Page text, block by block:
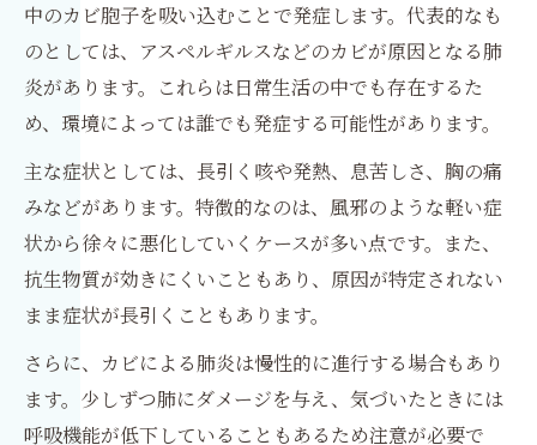
中のカビ胞子を吸い込むことで発症します。代表的なも
のとしては、アスペルギルスなどのカビが原因となる肺
炎があります。これらは日常生活の中でも存在するた
め、環境によっては誰でも発症する可能性があります。
主な症状としては、長引く咳や発熱、息苦しさ、胸の痛
みなどがあります。特徴的なのは、風邪のような軽い症
状から徐々に悪化していくケースが多い点です。また、
抗生物質が効きにくいこともあり、原因が特定されない
まま症状が長引くこともあります。
さらに、カビによる肺炎は慢性的に進行する場合もあり
ます。少しずつ肺にダメージを与え、気づいたときには
呼吸機能が低下していることもあるため注意が必要で